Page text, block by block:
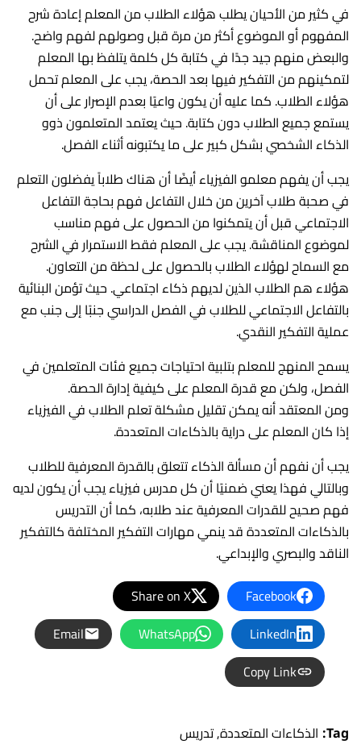
في كثير من الأحيان يطلب هؤلاء الطلاب من المعلم إعادة شرح
المفهوم أو الموضوع أكثر من مرة قبل وصولهم لفهم واضح.
والبعض منهم جيد جدًا في كتابة كل كلمة يتلفظ بها المعلم
لتمكينهم من التفكير فيها بعد الحصة، يجب على المعلم تحمل
هؤلاء الطلاب. كما عليه أن يكون واعيًا بعدم الإصرار على أن
يستمع جميع الطلاب دون كتابة. حيث يعتمد المتعلمون ذوو
الذكاء الشخصي بشكل كبير على ما يكتبونه أثناء الفصل.
يجب أن يفهم معلمو الفيزياء أيضًا أن هناك طلاباً يفضلون التعلم
في صحبة طلاب آخرين من خلال التفاعل فهم بحاجة التفاعل
الاجتماعي قبل أن يتمكنوا من الحصول على فهم مناسب
لموضوع المناقشة. يجب على المعلم فقط الاستمرار في الشرح
مع السماح لهؤلاء الطلاب بالحصول على لحظة من التعاون.
هؤلاء هم الطلاب الذين لديهم ذكاء اجتماعي. حيث تؤمن البنائية
بالتفاعل الاجتماعي للطلاب في الفصل الدراسي جنبًا إلى جنب مع
عملية التفكير النقدي.
يسمح المنهج للمعلم بتلبية احتياجات جميع فئات المتعلمين في
الفصل، ولكن مع قدرة المعلم على كيفية إدارة الحصة.
ومن المعتقد أنه يمكن تقليل مشكلة تعلم الطلاب في الفيزياء
إذا كان المعلم على دراية بالذكاءات المتعددة.
يجب أن نفهم أن مسألة الذكاء تتعلق بالقدرة المعرفية للطلاب
وبالتالي فهذا يعني ضمنيًا أن كل مدرس فيزياء يجب أن يكون لديه
فهم صحيح للقدرات المعرفية عند طلابه، كما أن التدريس
بالذكاءات المتعددة قد ينمي مهارات التفكير المختلفة كالتفكير
الناقد والبصري والإبداعي.
Facebook
Share on X
LinkedIn
WhatsApp
Email
Copy Link
Tag: الذكاءات المتعددة,تدريس